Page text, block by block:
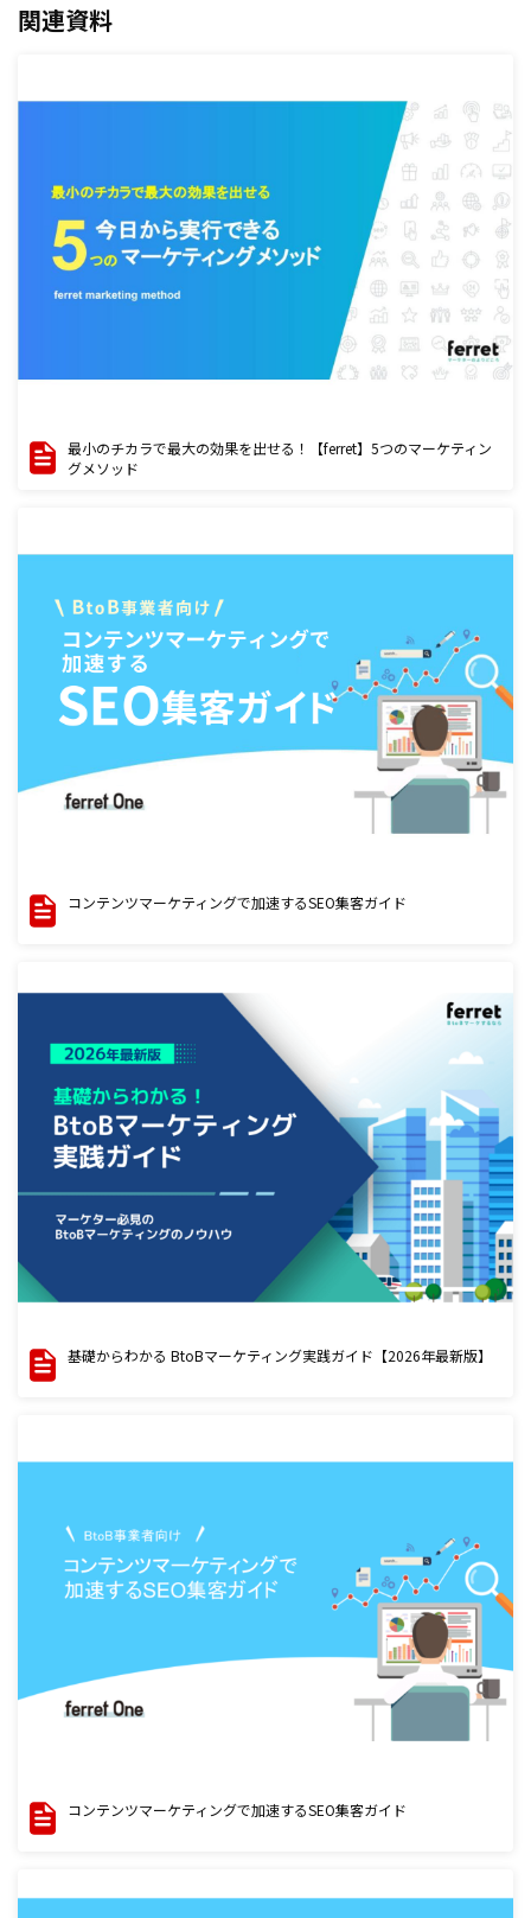
関連資料
最小のチカラで最大の効果を出せる！【ferret】5つのマーケティン
グメソッド
コンテンツマーケティングで加速するSEO集客ガイド
基礎からわかる BtoBマーケティング実践ガイド【2026年最新版】
コンテンツマーケティングで加速するSEO集客ガイド